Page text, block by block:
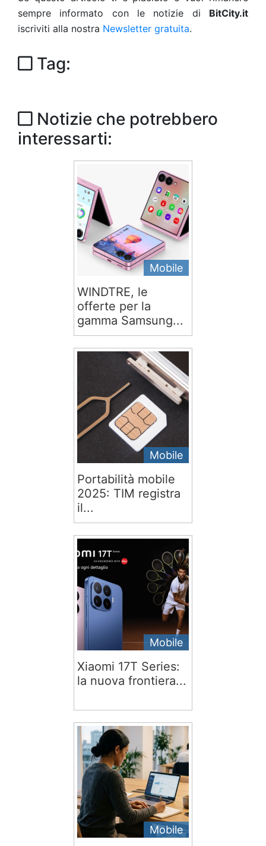
sempre informato con le notizie di BitCity.it
iscriviti alla nostra Newsletter gratuita.
Tag:
Notizie che potrebbero
interessarti:
Mobile
WINDTRE, le
offerte per la
gamma Samsung...
Mobile
Portabilità mobile
2025: TIM registra
il...
Mobile
Xiaomi 17T Series:
la nuova frontiera...
Mobile